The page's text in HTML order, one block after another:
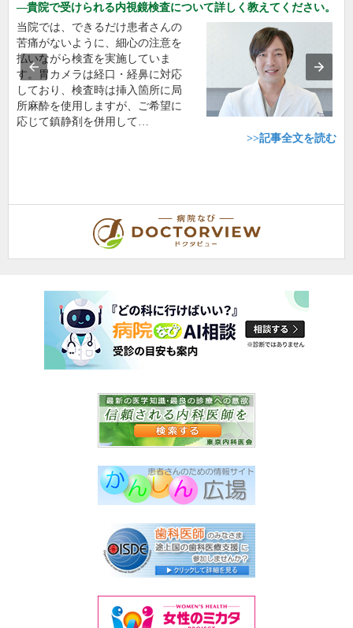
貴院で受けられる内視鏡検査について詳しく教えてください。
当院では、できるだけ患者さんの
苦痛がないように、細心の注意を
払いながら検査を実施していま
す。胃カメラは経口・経鼻に対応
しており、検査時は挿入箇所に局
所麻酔を使用しますが、ご希望に
応じて鎮静剤を併用して…
>>記事全文を読む